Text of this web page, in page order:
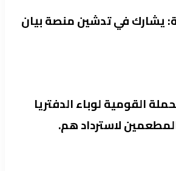
يشارك في تدشين منصة بيان
القومية لوباء الدفتريا
لاسترداد هم.